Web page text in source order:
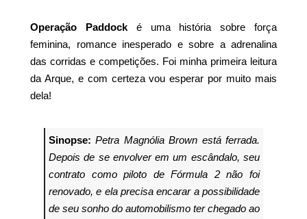
Operação Paddock é uma história sobre força
feminina, romance inesperado e sobre a adrenalina
das corridas e competições. Foi minha primeira leitura
da Arque, e com certeza vou esperar por muito mais
dela!
Sinopse: Petra Magnólia Brown está ferrada.
Depois de se envolver em um escândalo, seu
contrato como piloto de Fórmula 2 não foi
renovado, e ela precisa encarar a possibilidade
de seu sonho do automobilismo ter chegado ao